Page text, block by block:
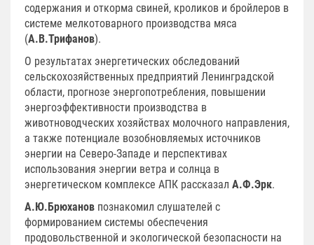
содержания и откорма свиней, кроликов и бройлеров в
системе мелкотоварного производства мяса
(А.В.Трифанов).
О результатах энергетических обследований
сельскохозяйственных предприятий Ленинградской
области, прогнозе энергопотребления, повышении
энергоэффективности производства в
животноводческих хозяйствах молочного направления,
а также потенциале возобновляемых источников
энергии на Северо-Западе и перспективах
использования энергии ветра и солнца в
энергетическом комплексе АПК рассказал А.Ф.Эрк.
А.Ю.Брюханов познакомил слушателей с
формированием системы обеспечения
продовольственной и экологической безопасности на